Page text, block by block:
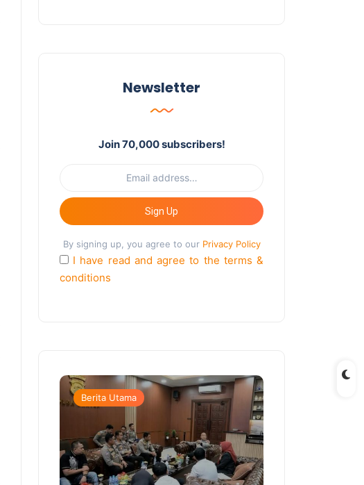
Newsletter
Join 70,000 subscribers!
Sign Up
By signing up, you agree to our Privacy Policy
I have read and agree to the terms &
conditions
Berita Utama